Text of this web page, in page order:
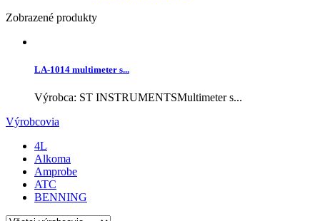
Zobrazené produkty
LA-1014 multimeter s...
Výrobca: ST INSTRUMENTSMultimeter s...
Výrobcovia
4L
Alkoma
Amprobe
ATC
BENNING